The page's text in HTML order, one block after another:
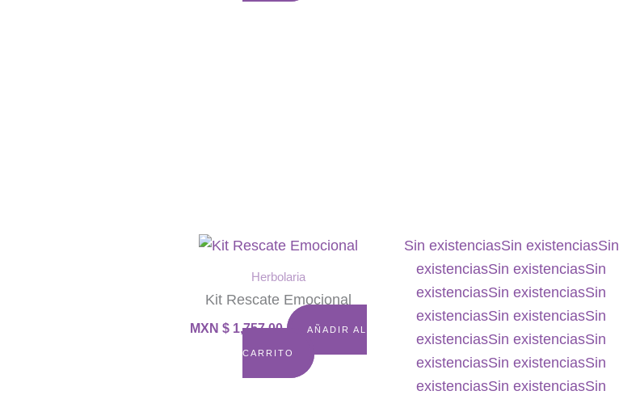
Herbolaria
Kit Rescate Emocional
MXN $1,757.00 AÑADIR AL
CARRITO
Sin existenciasSin existenciasSin
existenciasSin existenciasSin
existenciasSin existenciasSin
existenciasSin existenciasSin
existenciasSin existenciasSin
existenciasSin existenciasSin
existenciasSin existenciasSin